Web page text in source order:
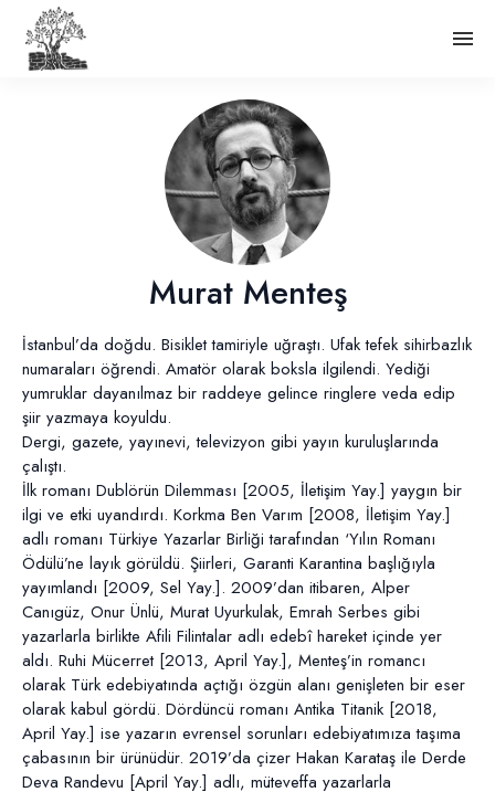
Murat Menteş
İstanbul’da doğdu. Bisiklet tamiriyle uğraştı. Ufak tefek sihirbazlık
numaraları öğrendi. Amatör olarak boksla ilgilendi. Yediği
yumruklar dayanılmaz bir raddeye gelince ringlere veda edip
şiir yazmaya koyuldu.
Dergi, gazete, yayınevi, televizyon gibi yayın kuruluşlarında
çalıştı.
İlk romanı Dublörün Dilemması [2005, İletişim Yay.] yaygın bir
ilgi ve etki uyandırdı. Korkma Ben Varım [2008, İletişim Yay.]
adlı romanı Türkiye Yazarlar Birliği tarafından ‘Yılın Romanı
Ödülü’ne layık görüldü. Şiirleri, Garanti Karantina başlığıyla
yayımlandı [2009, Sel Yay.]. 2009’dan itibaren, Alper
Canıgüz, Onur Ünlü, Murat Uyurkulak, Emrah Serbes gibi
yazarlarla birlikte Afili Filintalar adlı edebî hareket içinde yer
aldı. Ruhi Mücerret [2013, April Yay.], Menteş’in romancı
olarak Türk edebiyatında açtığı özgün alanı genişleten bir eser
olarak kabul gördü. Dördüncü romanı Antika Titanik [2018,
April Yay.] ise yazarın evrensel sorunları edebiyatımıza taşıma
çabasının bir ürünüdür. 2019’da çizer Hakan Karataş ile Derde
Deva Randevu [April Yay.] adlı, müteveffa yazarlarla